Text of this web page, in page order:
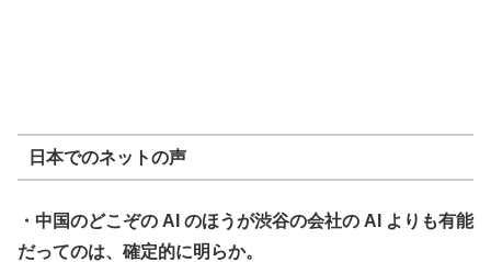
日本でのネットの声
・中国のどこぞの AI のほうが渋谷の会社の AI よりも有能
だってのは、確定的に明らか。